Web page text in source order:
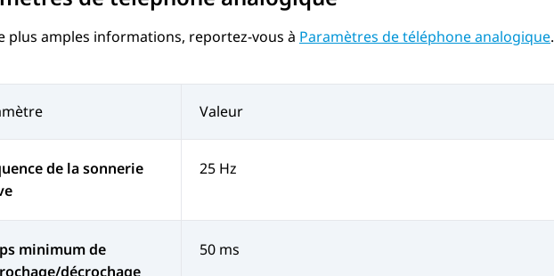
plus amples informations, reportez-vous à Paramètres de téléphone analogique.
Valeur
de la sonnerie
25 Hz
minimum de
décrochage
50 ms